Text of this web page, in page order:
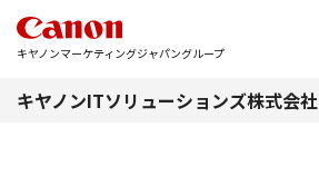
キヤノンマーケティングジャパングループ
キヤノンITソリューションズ株式会社